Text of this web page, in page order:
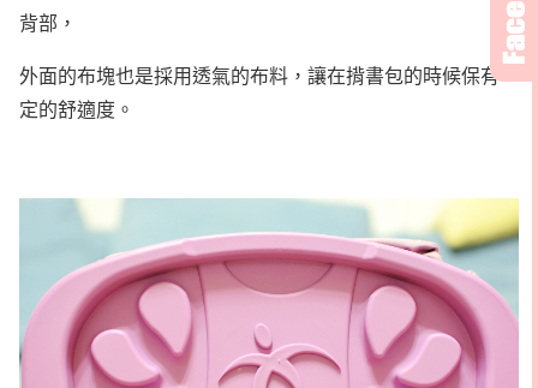
背部，
外面的布塊也是採用透氣的布料，讓在揹書包的時候保有一
定的舒適度。